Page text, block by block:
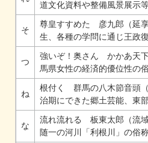
道文化資料や整備風景展示等
そ
尊皇すすめた 彦九郎（延
生、各種の学問に通じ王政
つ
強いぞ！奥さん かかあ天
馬県女性の経済的優位性の俗
ね
根付く 群馬の八木節音頭
治期にできた郷土芸能、東部
な
流れ流れる 板東太郎（流
随一の河川「利根川」の俗称